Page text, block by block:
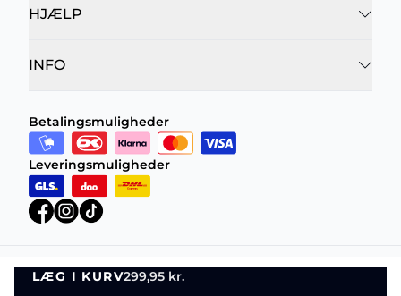
LÆG I KURV299,95 kr.
LÆG I KURV
HJÆLP
INFO
Betalingsmuligheder
Leveringsmuligheder
Privatlivspolitik